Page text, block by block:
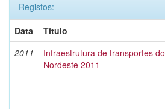
Registos:
Data
Título
2011
Infraestrutura de transportes do
Nordeste 2011